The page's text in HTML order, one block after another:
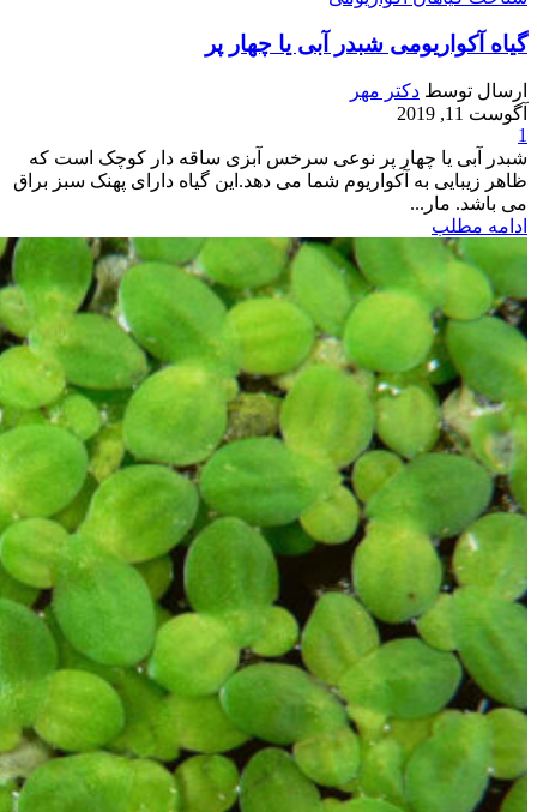
گیاه آکواریومی شبدر آبی یا چهار پر
ارسال توسط دکتر مهر
آگوست 11, 2019
1
شبدر آبی یا چهار پر نوعی سرخس آبزی ساقه دار کوچک است که
ظاهر زیبایی به آکواریوم شما می دهد.این گیاه دارای پهنک سبز براق
می باشد. مار...
ادامه مطلب